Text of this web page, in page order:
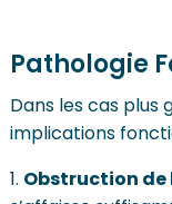
Pathologie
Dans les cas plus
implications
Obstruction de